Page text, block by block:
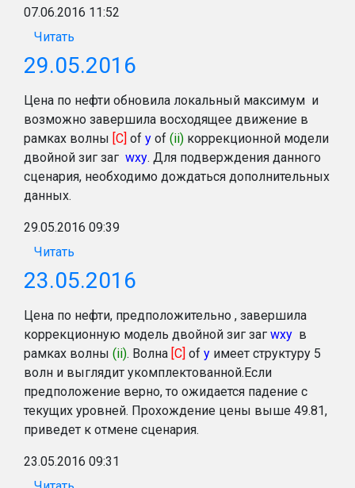
07.06.2016 11:52
Читать
29.05.2016
Цена по нефти обновила локальный максимум и
возможно завершила восходящее движение в
рамках волны [C] of y of (ii) коррекционной модели
двойной зиг заг wxy. Для подверждения данного
сценария, необходимо дождаться дополнительных
данных.
29.05.2016 09:39
Читать
23.05.2016
Цена по нефти, предположительно , завершила
коррекционную модель двойной зиг заг wxy в
рамках волны (ii). Волна [C] of y имеет структуру 5
волн и выглядит укомплектованной.Если
предположение верно, то ожидается падение с
текущих уровней. Прохождение цены выше 49.81,
приведет к отмене сценария.
23.05.2016 09:31